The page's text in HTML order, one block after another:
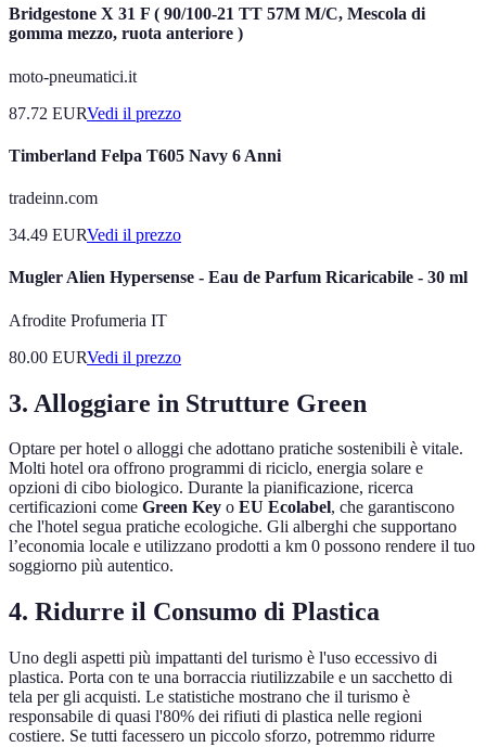
Bridgestone X 31 F ( 90/100-21 TT 57M M/C, Mescola di
gomma mezzo, ruota anteriore )
moto-pneumatici.it
87.72 EURVedi il prezzo
Timberland Felpa T605 Navy 6 Anni
tradeinn.com
34.49 EURVedi il prezzo
Mugler Alien Hypersense - Eau de Parfum Ricaricabile - 30 ml
Afrodite Profumeria IT
80.00 EURVedi il prezzo
3. Alloggiare in Strutture Green
Optare per hotel o alloggi che adottano pratiche sostenibili è vitale.
Molti hotel ora offrono programmi di riciclo, energia solare e
opzioni di cibo biologico. Durante la pianificazione, ricerca
certificazioni come Green Key o EU Ecolabel, che garantiscono
che l'hotel segua pratiche ecologiche. Gli alberghi che supportano
l’economia locale e utilizzano prodotti a km 0 possono rendere il tuo
soggiorno più autentico.
4. Ridurre il Consumo di Plastica
Uno degli aspetti più impattanti del turismo è l'uso eccessivo di
plastica. Porta con te una borraccia riutilizzabile e un sacchetto di
tela per gli acquisti. Le statistiche mostrano che il turismo è
responsabile di quasi l'80% dei rifiuti di plastica nelle regioni
costiere. Se tutti facessero un piccolo sforzo, potremmo ridurre